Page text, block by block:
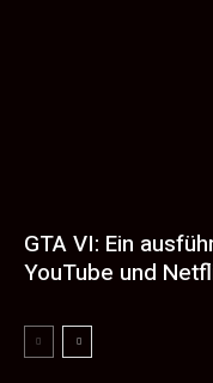
GTA VI: Ein
YouTube und